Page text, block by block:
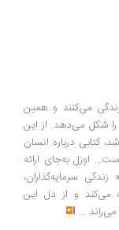
و همین
می‌دهد. از این
درباره انسان
به‌جای ارائه
و از دل این
...